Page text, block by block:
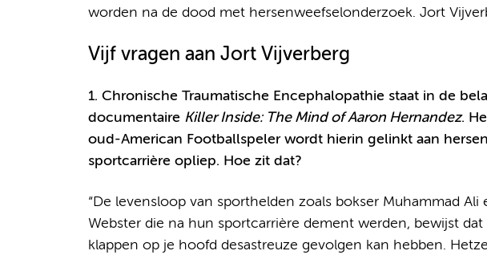
worden na de dood met hersenweefselonderzoek. Jort
Vijf vragen aan Jort Vijverberg
1. Chronische Traumatische Encephalopathie staat in de
documentaire Killer Inside: The Mind of Aaron Hernandez.
oud-American Footballspeler wordt hierin gelinkt aan
sportcarrière opliep. Hoe zit dat?
“De levensloop van sporthelden zoals bokser Muhammad Ali
Webster die na hun sportcarrière dement werden, bewijst
klappen op je hoofd desastreuze gevolgen kan hebben.